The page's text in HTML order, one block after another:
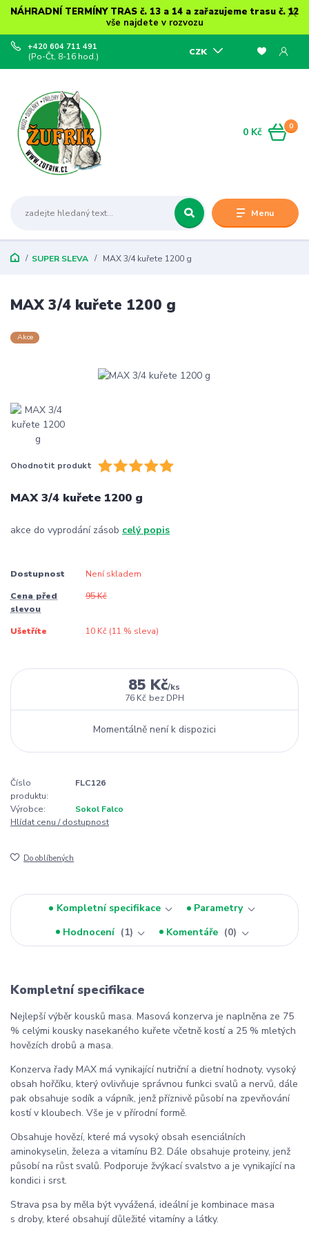
NÁHRADNÍ TERMÍNY TRAS č. 13 a 14 a zařazujeme trasu č. 12
vše najdete v rozvozu
Menu
CZK
+420 604 711 491
(Po-Čt, 8-16 hod.)
0
0 Kč
SUPER SLEVA MAX 3/4 kuřete 1200 g
MAX 3/4 kuřete 1200 g
Akce
Ohodnotit produkt
MAX 3/4 kuřete 1200 g
akce do vyprodání zásob celý popis
Dostupnost Není skladem
Cena před
slevou
95 Kč
Ušetříte 10 Kč (11 % sleva)
85 Kč/ks
76 Kč bez DPH
Momentálně není k dispozici
Číslo
produktu:
FLC126
Výrobce:
Sokol Falco
Hlídat cenu / dostupnost
Do oblíbených
Kompletní specifikace
Parametry
Hodnocení
1 Komentáře 0
Kompletní specifikace
Nejlepší výběr kousků masa. Masová konzerva je naplněna ze 75
% celými kousky nasekaného kuřete včetně kostí a 25 % mletých
hovězích drobů a masa.
Konzerva řady MAX má vynikající nutriční a dietní hodnoty, vysoký
obsah hořčíku, který ovlivňuje správnou funkci svalů a nervů, dále
pak obsahuje sodík a vápník, jenž příznivě působí na zpevňování
kostí v kloubech. Vše je v přírodní formě.
Obsahuje hovězí, které má vysoký obsah esenciálních
aminokyselin, železa a vitamínu B2. Dále obsahuje proteiny, jenž
působí na růst svalů. Podporuje žvýkací svalstvo a je vynikající na
kondici i srst.
Strava psa by měla být vyvážená, ideální je kombinace masa
s droby, které obsahují důležité vitamíny a látky.